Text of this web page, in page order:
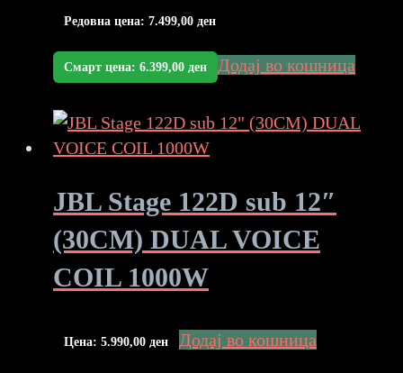
Редовна цена: 7.499,00 ден
Смарт цена: 6.399,00 ден Додај во кошница
JBL Stage 122D sub 12″
(30CM) DUAL VOICE
COIL 1000W
Цена: 5.990,00 ден Додај во кошница